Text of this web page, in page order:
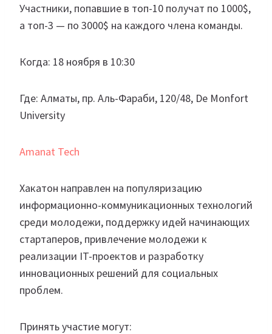
Участники, попавшие в топ-10 получат по 1000$,
а топ-3 — по 3000$ на каждого члена команды.
Когда: 18 ноября в 10:30
Где: Алматы, пр. Aль-Фараби, 120/48, De Monfort
University
Amanat Tech
Хакатон направлен на популяризацию
информационно-коммуникационных технологий
среди молодежи, поддержку идей начинающих
стартаперов, привлечение молодежи к
реализации IT-проектов и разработку
инновационных решений для социальных
проблем.
Принять участие могут: